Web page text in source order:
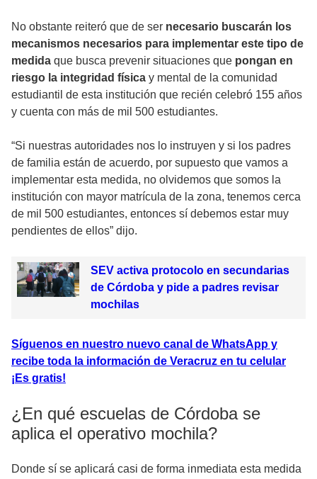
No obstante reiteró que de ser necesario buscarán los
mecanismos necesarios para implementar este tipo de
medida que busca prevenir situaciones que pongan en
riesgo la integridad física y mental de la comunidad
estudiantil de esta institución que recién celebró 155 años
y cuenta con más de mil 500 estudiantes.
“Si nuestras autoridades nos lo instruyen y si los padres
de familia están de acuerdo, por supuesto que vamos a
implementar esta medida, no olvidemos que somos la
institución con mayor matrícula de la zona, tenemos cerca
de mil 500 estudiantes, entonces sí debemos estar muy
pendientes de ellos” dijo.
SEV activa protocolo en secundarias
de Córdoba y pide a padres revisar
mochilas
Síguenos en nuestro nuevo canal de WhatsApp y
recibe toda la información de Veracruz en tu celular
¡Es gratis!
¿En qué escuelas de Córdoba se
aplica el operativo mochila?
Donde sí se aplicará casi de forma inmediata esta medida